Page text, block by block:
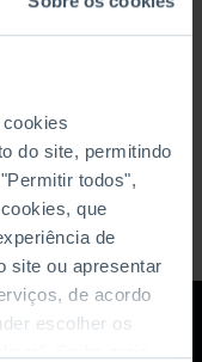
do site, permitindo
todos",
que
de
site ou apresentar
de acordo
escolher os